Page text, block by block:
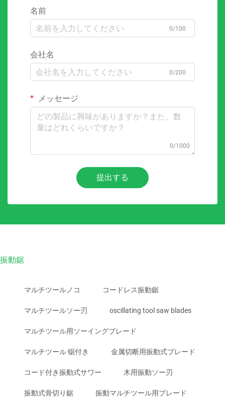
名前
0/100
会社名
0/200
メッセージ
0/1000
提出する
振動鋸
マルチツールノコ コードレス振動鋸
マルチツールソー刃 oscillating tool saw blades
マルチツール用ソーイングブレード
マルチツール 锯付き 金属切断用振動式ブレード
コード付き振動式サワー 木用振動ソー刃
振動式骨切り鋸 振動マルチツール用ブレード